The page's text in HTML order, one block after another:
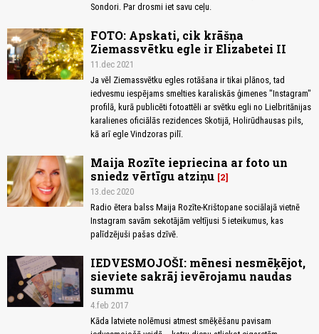
Sondori. Par drosmi iet savu ceļu.
FOTO: Apskati, cik krāšņa
Ziemassvētku egle ir Elizabetei II
11.dec 2021
Ja vēl Ziemassvētku egles rotāšana ir tikai plānos, tad
iedvesmu iespējams smelties karaliskās ģimenes "Instagram"
profilā, kurā publicēti fotoattēli ar svētku egli no Lielbritānijas
karalienes oficiālās rezidences Skotijā, Holirūdhausas pils,
kā arī egle Vindzoras pilī.
Maija Rozīte iepriecina ar foto un
sniedz vērtīgu atziņu 2
13.dec 2020
Radio ētera balss Maija Rozīte-Krištopane sociālajā vietnē
Instagram savām sekotājām veltījusi 5 ieteikumus, kas
palīdzējuši pašas dzīvē.
IEDVESMOJOŠI: mēnesi nesmēķējot,
sieviete sakrāj ievērojamu naudas
summu
4.feb 2017
Kāda latviete nolēmusi atmest smēķēšanu pavisam